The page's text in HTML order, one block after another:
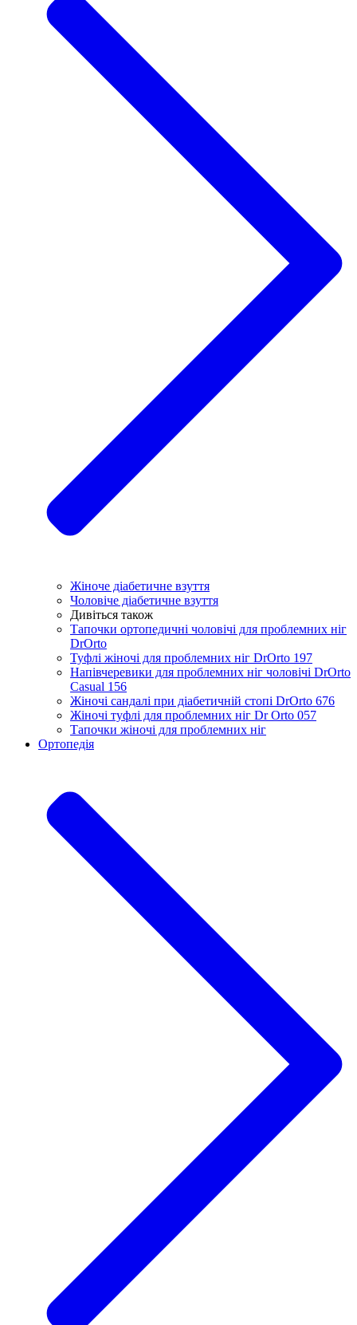
Жіноче діабетичне взуття
Чоловіче діабетичне взуття
Дивіться також
Тапочки ортопедичні чоловічі для проблемних ніг
DrOrtо
Туфлі жіночі для проблемних ніг DrOrto 197
Напівчеревики для проблемних ніг чоловічі DrOrto
Casual 156
Жіночі сандалі при діабетичній стопі DrOrto 676
Жіночі туфлі для проблемних ніг Dr Orto 057
Тапочки жіночі для проблемних ніг
Ортопедія